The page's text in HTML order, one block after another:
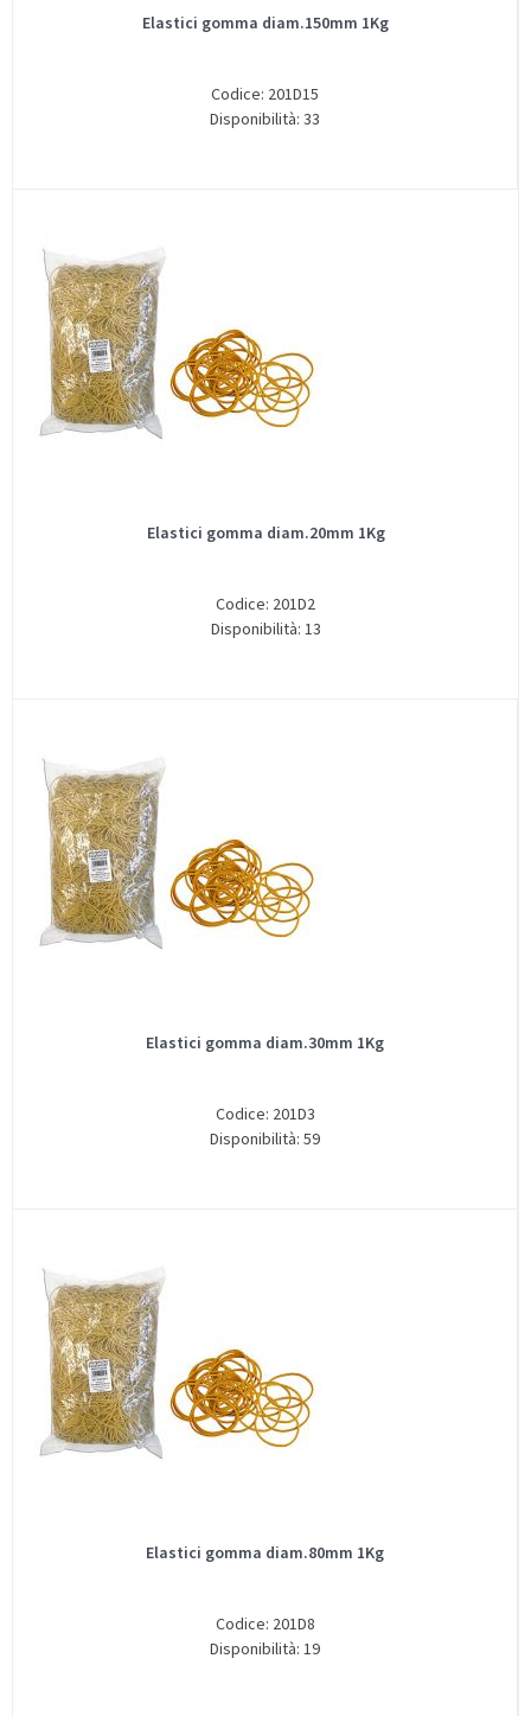
Elastici gomma diam.150mm 1Kg
Codice: 201D15
Disponibilità: 33
Elastici gomma diam.20mm 1Kg
Codice: 201D2
Disponibilità: 13
Elastici gomma diam.30mm 1Kg
Codice: 201D3
Disponibilità: 59
Elastici gomma diam.80mm 1Kg
Codice: 201D8
Disponibilità: 19